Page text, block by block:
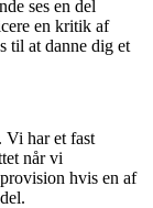
ses en del
en kritik af
til at danne dig et
Vi har et fast
når vi
hvis en af